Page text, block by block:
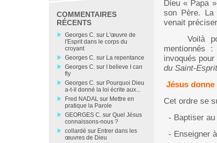
COMMENTAIRES
RÉCENTS
Georges C.sur L'œuvre de
l'Esprit dans le corps du
croyant
Georges C.sur La repentance
Georges C.sur
I believe I can
fly
Georges C.sur Pourquoi Dieu
a-t-il donné la loi écrite aux...
Fred NADALsur Mettre en
pratique la Parole
GEORGES C.sur Quel Jésus
connaissons-nous ?
collardé sur Entrer dans les
œuvres de Dieu
Dieu « Papa
son Père. La
venait
Voilà
mentionnés
invoqués
du Saint-
Jésus
Cet ordre se
- Baptiser
- Enseigner